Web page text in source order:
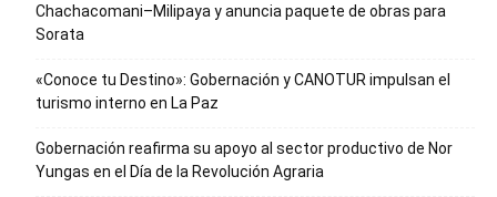
Chachacomani–Milipaya y anuncia paquete de obras para
Sorata
«Conoce tu Destino»: Gobernación y CANOTUR impulsan el
turismo interno en La Paz
Gobernación reafirma su apoyo al sector productivo de Nor
Yungas en el Día de la Revolución Agraria